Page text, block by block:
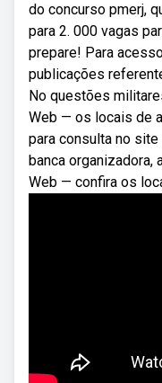
do concurso pmerj,
para 2. 000 vagas
prepare! Para
publicações
No questões
Web — os locais de
para consulta no
banca organizadora,
Web — confira os